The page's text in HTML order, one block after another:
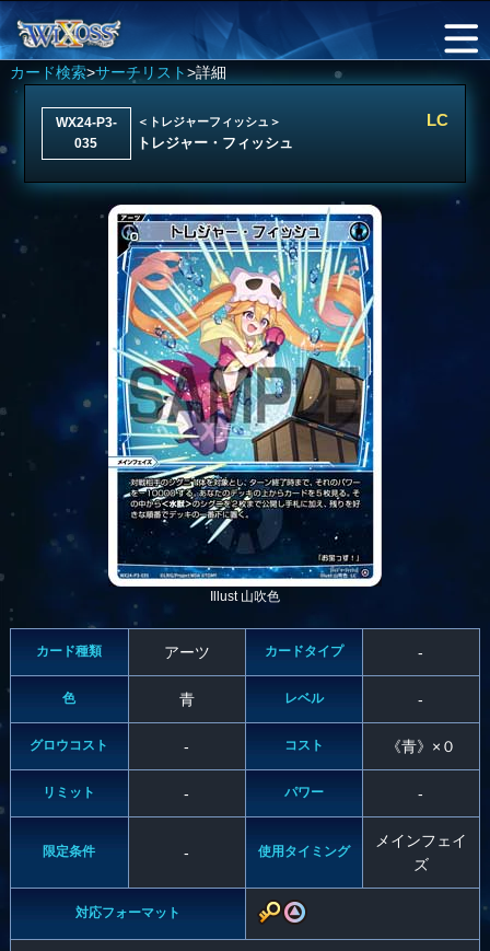
カード検索>サーチリスト>詳細
WX24-P3-
035
＜トレジャーフィッシュ＞
トレジャー・フィッシュ
LC
Illust 山吹色
カード種類 アーツ カードタイプ -
色 青 レベル -
グロウコスト - コスト 《青》×０
リミット - パワー -
限定条件 - 使用タイミング
メインフェイ
ズ
対応フォーマット